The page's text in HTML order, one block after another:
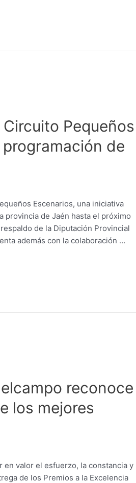
Pequeños
de
Escenarios, una iniciativa
provincia de Jaén hasta el próximo
de la Diputación Provincial
además con la colaboración …
reconoce
los mejores
en valor el esfuerzo, la constancia y
de los Premios a la Excelencia